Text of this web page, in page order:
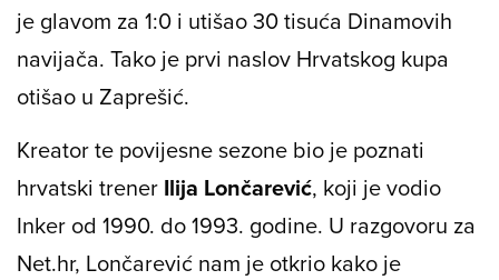
je glavom za 1:0 i utišao 30 tisuća Dinamovih
navijača. Tako je prvi naslov Hrvatskog kupa
otišao u Zaprešić.
Kreator te povijesne sezone bio je poznati
hrvatski trener Ilija Lončarević, koji je vodio
Inker od 1990. do 1993. godine. U razgovoru za
Net.hr, Lončarević nam je otkrio kako je